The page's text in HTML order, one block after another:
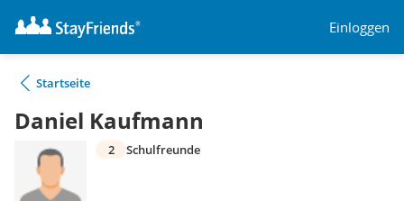
Einloggen
Startseite
Daniel Kaufmann
2 Schulfreunde